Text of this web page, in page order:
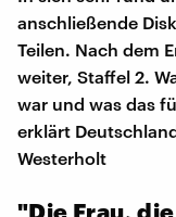
anschließende
Teilen. Nach dem
weiter, Staffel 2.
war und was das
erklärt
Westerholt
"Die Frau,